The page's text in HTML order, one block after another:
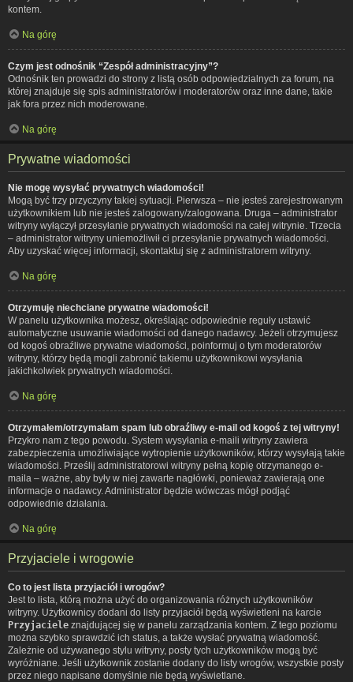
kontem.
Na górę
Czym jest odnośnik “Zespół administracyjny”?
Odnośnik ten prowadzi do strony z listą osób odpowiedzialnych za forum, na
której znajduje się spis administratorów i moderatorów oraz inne dane, takie
jak fora przez nich moderowane.
Na górę
Prywatne wiadomości
Nie mogę wysyłać prywatnych wiadomości!
Mogą być trzy przyczyny takiej sytuacji. Pierwsza – nie jesteś zarejestrowanym
użytkownikiem lub nie jesteś zalogowany/zalogowana. Druga – administrator
witryny wyłączył przesyłanie prywatnych wiadomości na całej witrynie. Trzecia
– administrator witryny uniemożliwił ci przesyłanie prywatnych wiadomości.
Aby uzyskać więcej informacji, skontaktuj się z administratorem witryny.
Na górę
Otrzymuję niechciane prywatne wiadomości!
W panelu użytkownika możesz, określając odpowiednie reguły ustawić
automatyczne usuwanie wiadomości od danego nadawcy. Jeżeli otrzymujesz
od kogoś obraźliwe prywatne wiadomości, poinformuj o tym moderatorów
witryny, którzy będą mogli zabronić takiemu użytkownikowi wysyłania
jakichkolwiek prywatnych wiadomości.
Na górę
Otrzymałem/otrzymałam spam lub obraźliwy e-mail od kogoś z tej witryny!
Przykro nam z tego powodu. System wysyłania e-maili witryny zawiera
zabezpieczenia umożliwiające wytropienie użytkowników, którzy wysyłają takie
wiadomości. Prześlij administratorowi witryny pełną kopię otrzymanego e-
maila – ważne, aby były w niej zawarte nagłówki, ponieważ zawierają one
informacje o nadawcy. Administrator będzie wówczas mógł podjąć
odpowiednie działania.
Na górę
Przyjaciele i wrogowie
Co to jest lista przyjaciół i wrogów?
Jest to lista, którą można użyć do organizowania różnych użytkowników
witryny. Użytkownicy dodani do listy przyjaciół będą wyświetleni na karcie
Przyjaciele znajdującej się w panelu zarządzania kontem. Z tego poziomu
można szybko sprawdzić ich status, a także wysłać prywatną wiadomość.
Zależnie od używanego stylu witryny, posty tych użytkowników mogą być
wyróżniane. Jeśli użytkownik zostanie dodany do listy wrogów, wszystkie posty
przez niego napisane domyślnie nie będą wyświetlane.